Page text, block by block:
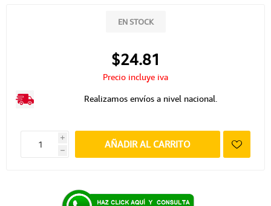
EN STOCK
$24.81
Precio incluye iva
Realizamos envíos a nivel nacional.
i
h
AÑADIR AL CARRITO